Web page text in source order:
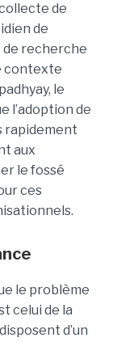
de
de
de recherche
contexte
le
l’adoption de
rapidement
aux
le fossé
ces
le problème
celui de la
d’un